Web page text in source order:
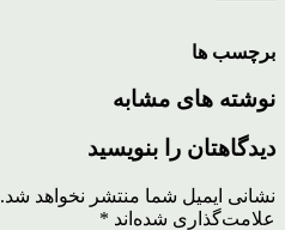
برچسب ها
نوشته های مشابه
دیدگاهتان را بنویسید
نشانی ایمیل شما منتشر نخواهد شد.
علامت‌گذاری شده‌اند *